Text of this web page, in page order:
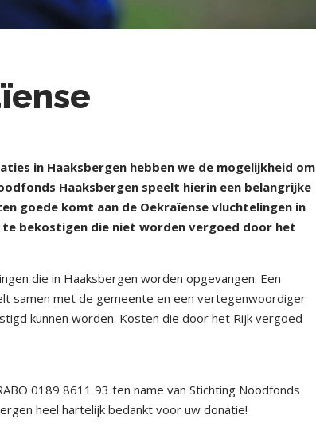
in Haaksbergen hebben we de mogelijkheid om
Haaksbergen speelt hierin een belangrijke
goede komt aan de Oekraïense vluchtelingen in
bekostigen die niet worden vergoed door het
die in Haaksbergen worden opgevangen. Een
samen met de gemeente en een vertegenwoordiger
kunnen worden. Kosten die door het Rijk vergoed
0189 8611 93 ten name van Stichting Noodfonds
heel hartelijk bedankt voor uw donatie!